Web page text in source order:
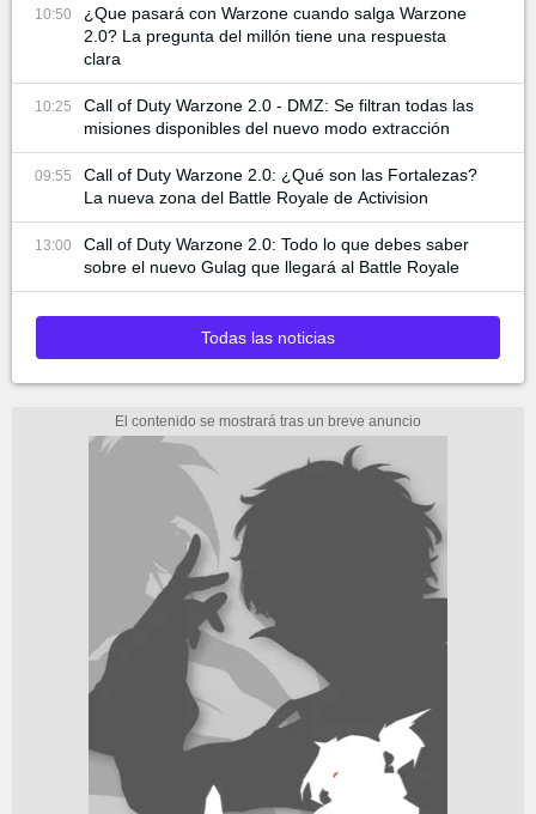
10:50
¿Que pasará con Warzone cuando salga Warzone
2.0? La pregunta del millón tiene una respuesta
clara
10:25
Call of Duty Warzone 2.0 - DMZ: Se filtran todas las
misiones disponibles del nuevo modo extracción
09:55
Call of Duty Warzone 2.0: ¿Qué son las Fortalezas?
La nueva zona del Battle Royale de Activision
13:00
Call of Duty Warzone 2.0: Todo lo que debes saber
sobre el nuevo Gulag que llegará al Battle Royale
Todas las noticias